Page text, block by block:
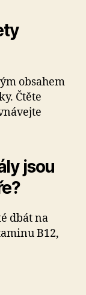
obsahem
Čtěte
jsou
dbát na
B12,